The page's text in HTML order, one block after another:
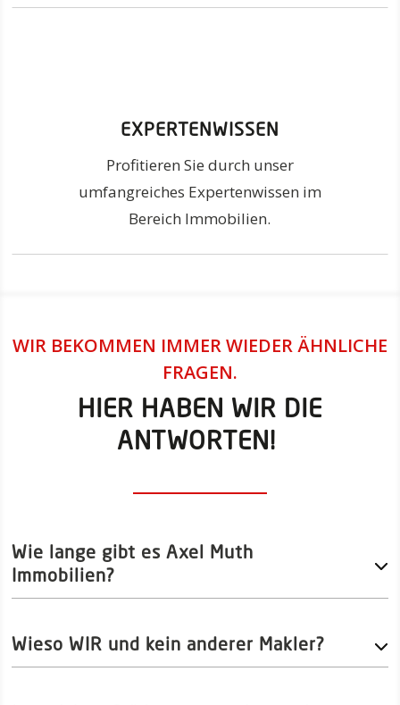
EXPERTENWISSEN
Profitieren Sie durch unser
umfangreiches Expertenwissen im
Bereich Immobilien.
WIR BEKOMMEN IMMER WIEDER ÄHNLICHE
FRAGEN.
HIER HABEN WIR DIE
ANTWORTEN!
Wie lange gibt es Axel Muth
Immobilien?
Wieso WIR und kein anderer Makler?